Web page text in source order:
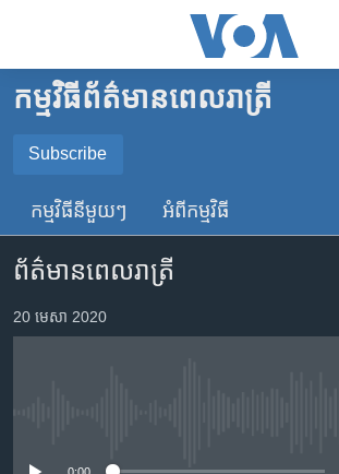
គេហទំព័រ​
ទាក់ទង
រំលង​
ទំព័រ​
ព័ត៌មាន​​
តែ​
ម្តង
កម្ពុជា
អន្តរជាតិ
ចិន
ហេឡូវីអូអេ
កម្ពុជាច្នៃប្រតិដ្ឋ
កម្មវិធីទាំងអស់
កម្មវិធី​ព័ត៌មាន​ពេលរាត្រី
Subscribe
SUBSCRIBE
YouTube Music
កម្មវិធី​នីមួយៗ អំពី​កម្មវិធី​
ព័ត៌មានពេលរាត្រី
20 មេសា 2020